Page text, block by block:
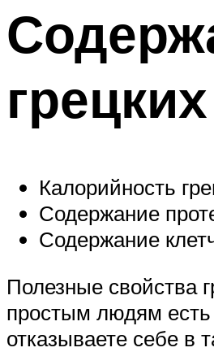
Калорийность
Содержание
Содержание
Полезные свойства
простым людям есть
отказываете себе в